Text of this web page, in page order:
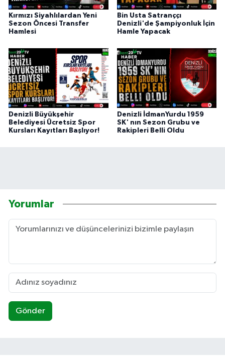
Kırmızı Siyahlılardan Yeni
Sezon Öncesi Transfer
Hamlesi
Bin Usta Satranççı
Denizli'de Şampiyonluk İçin
Hamle Yapacak
Denizli Büyükşehir
Belediyesi Ücretsiz Spor
Kursları Kayıtları Başlıyor!
Denizli İdmanYurdu 1959
SK' nın Sezon Grubu ve
Rakipleri Belli Oldu
Yorumlar
Gönder